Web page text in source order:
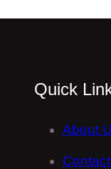
Quick
About